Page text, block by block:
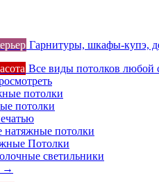
Гарнитуры, шкафы-купэ,
Все виды потолков любой
потолки
потолки
потолки
Потолки
светильники
→